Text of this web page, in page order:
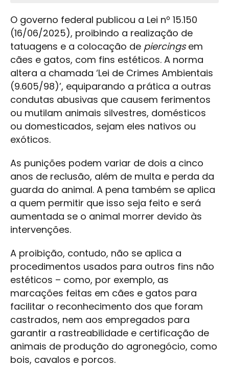
O governo federal publicou a Lei nº 15.150
(16/06/2025), proibindo a realização de
tatuagens e a colocação de piercingsem
cães e gatos, com fins estéticos. A norma
altera a chamada ‘Lei de Crimes Ambientais
(9.605/98)’, equiparando a prática a outras
condutas abusivas que causem ferimentos
ou mutilam animais silvestres, domésticos
ou domesticados, sejam eles nativos ou
exóticos.
As punições podem variar de dois a cinco
anos de reclusão, além de multa e perda da
guarda do animal. A pena também se aplica
a quem permitir que isso seja feito e será
aumentada se o animal morrer devido às
intervenções.
A proibição, contudo, não se aplica a
procedimentos usados para outros fins não
estéticos – como, por exemplo, as
marcações feitas em cães e gatos para
facilitar o reconhecimento dos que foram
castrados, nem aos empregados para
garantir a rastreabilidade e certificação de
animais de produção do agronegócio, como
bois, cavalos e porcos.